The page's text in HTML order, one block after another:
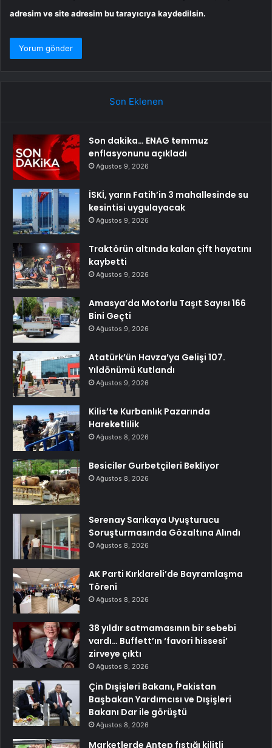
adresim ve site adresim bu tarayıcıya kaydedilsin.
Son Eklenen
Son dakika… ENAG temmuz
enflasyonunu açıkladı
Ağustos 9, 2026
İSKİ, yarın Fatih’in 3 mahallesinde su
kesintisi uygulayacak
Ağustos 9, 2026
Traktörün altında kalan çift hayatını
kaybetti
Ağustos 9, 2026
Amasya’da Motorlu Taşıt Sayısı 166
Bini Geçti
Ağustos 9, 2026
Atatürk’ün Havza’ya Gelişi 107.
Yıldönümü Kutlandı
Ağustos 9, 2026
Kilis’te Kurbanlık Pazarında
Hareketlilik
Ağustos 8, 2026
Besiciler Gurbetçileri Bekliyor
Ağustos 8, 2026
Serenay Sarıkaya Uyuşturucu
Soruşturmasında Gözaltına Alındı
Ağustos 8, 2026
AK Parti Kırklareli’de Bayramlaşma
Töreni
Ağustos 8, 2026
38 yıldır satmamasının bir sebebi
vardı… Buffett’ın ‘favori hissesi’
zirveye çıktı
Ağustos 8, 2026
Çin Dışişleri Bakanı, Pakistan
Başbakan Yardımcısı ve Dışişleri
Bakanı Dar ile görüştü
Ağustos 8, 2026
Marketlerde Antep fıstığı kilitli